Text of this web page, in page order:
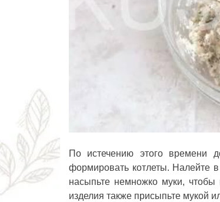
По истечению этого времени
формировать котлеты. Налейте
насыпьте немножко муки, чтобы
изделия также присыпьте мукой